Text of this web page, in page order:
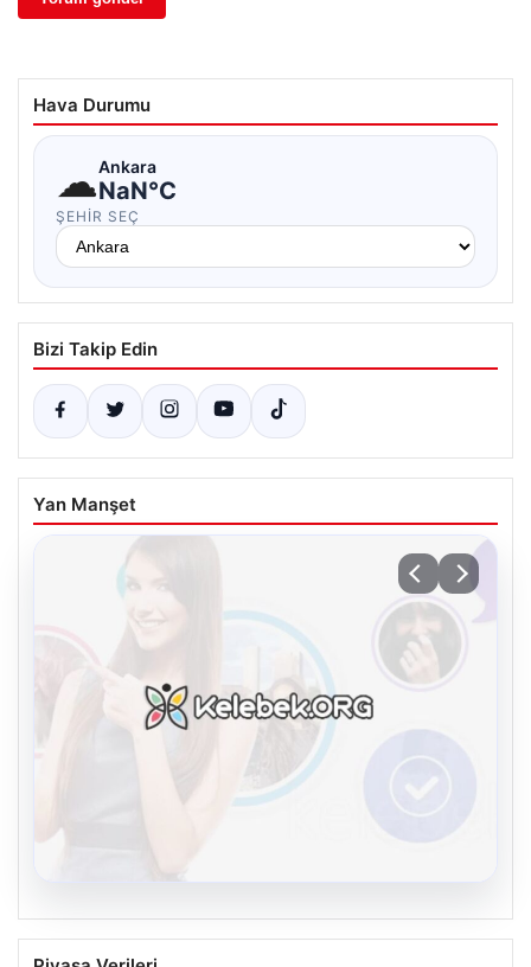
Hava Durumu
☁Ankara
NaN°C
ŞEHIR SEÇ
Bizi Takip Edin
Yan Manşet
08.08.2026
Kelebek chat adresi İle Çevrim içi